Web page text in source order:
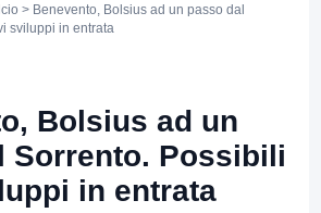
> Benevento, Bolsius ad un passo dal
sviluppi in entrata
Bolsius ad un
Sorrento. Possibili
in entrata